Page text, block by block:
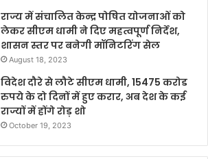
राज्य में संचालित केन्द्र पोषित योजनाओं को
लेकर सीएम धामी ने दिए महत्वपूर्ण निर्देश,
शासन स्तर पर बनेगी मॉनिटरिंग सेल
August 18, 2023
विदेश दौरे से लौटे सीएम धामी, 15475 करोड
रुपये के दो दिनों में हुए करार, अब देश के कई
राज्यों में होंगे रोड़ शो
October 19, 2023